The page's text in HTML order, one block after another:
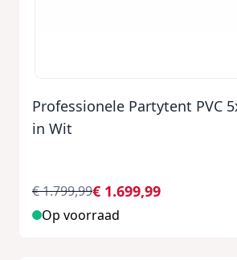
Professionele Partytent PVC
in Wit
€ 1.699,99
€ 1.799,99
Op voorraad